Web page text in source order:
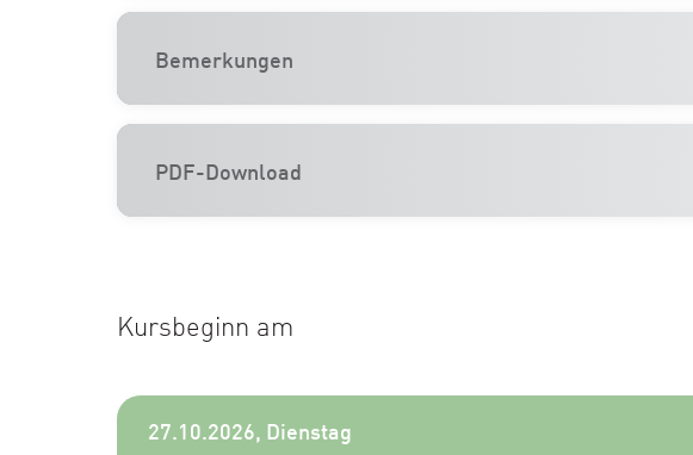
Bemerkungen
PDF-Download
Kursbeginn am
27.10.2026, Dienstag